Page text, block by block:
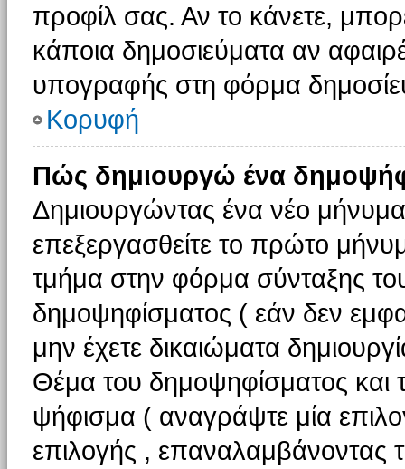
προφίλ σας. Αν το κάνετε,
κάποια δημοσιεύματα αν
υπογραφής στη φόρμα
Κορυφή
Πώς δημιουργώ ένα
Δημιουργώντας ένα νέο
επεξεργασθείτε το πρώτο
τμήμα στην φόρμα σύνταξης
δημοψηφίσματος ( εάν δεν
μην έχετε δικαιώματα
Θέμα του δημοψηφίσματος και
ψήφισμα ( αναγράψτε μία
επιλογής , επαναλαμβάνοντας